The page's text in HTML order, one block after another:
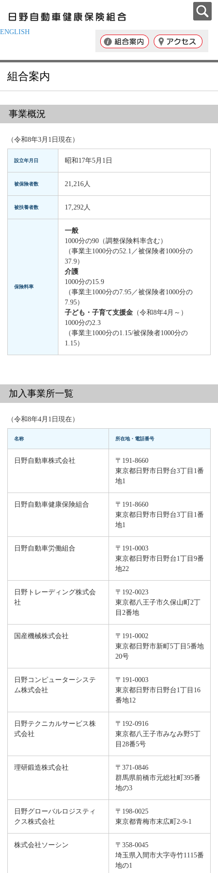
ENGLISH
組合案内
事業概況
（令和8年3月1日現在）
設立年月日 昭和17年5月1日
被保険者数 21,216人
被扶養者数 17,292人
保険料率
一般
1000分の90（調整保険料率含む）
（事業主1000分の52.1／被保険者1000分の
37.9）
介護
1000分の15.9
（事業主1000分の7.95／被保険者1000分の
7.95）
子ども・子育て支援金 （令和8年4月～）
1000分の2.3
（事業主1000分の1.15/被保険者1000分の
1.15）
加入事業所一覧
（令和8年4月1日現在）
名称 所在地・電話番号
日野自動車株式会社
〒191-8660
東京都日野市日野台3丁目1番
地1
日野自動車健康保険組合
〒191-8660
東京都日野市日野台3丁目1番
地1
日野自動車労働組合
〒191-0003
東京都日野市日野台1丁目9番
地22
日野トレーディング株式会
社
〒192-0023
東京都八王子市久保山町2丁
目2番地
国産機械株式会社
〒191-0002
東京都日野市新町5丁目5番地
20号
日野コンピューターシステ
ム株式会社
〒191-0003
東京都日野市日野台1丁目16
番地12
日野テクニカルサービス株
式会社
〒192-0916
東京都八王子市みなみ野5丁
目28番5号
理研鍛造株式会社
〒371-0846
群馬県前橋市元総社町395番
地の3
日野グローバルロジスティ
クス株式会社
〒198-0025
東京都青梅市末広町2-9-1
株式会社ソーシン
〒358-0045
埼玉県入間市大字寺竹1115番
地の1